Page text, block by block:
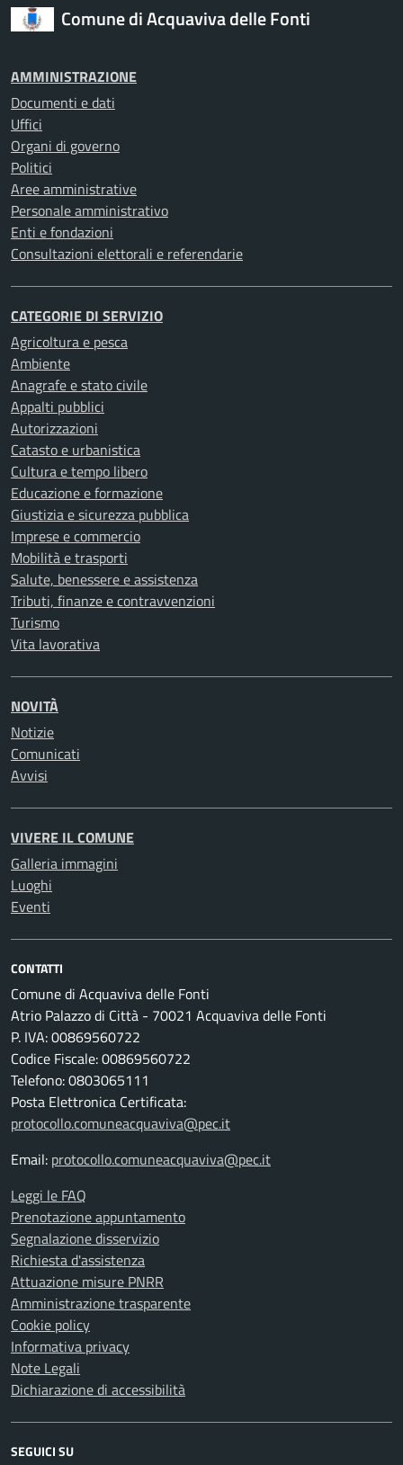
Comune di Acquaviva delle Fonti
AMMINISTRAZIONE
Documenti e dati
Uffici
Organi di governo
Politici
Aree amministrative
Personale amministrativo
Enti e fondazioni
Consultazioni elettorali e referendarie
CATEGORIE DI SERVIZIO
Agricoltura e pesca
Ambiente
Anagrafe e stato civile
Appalti pubblici
Autorizzazioni
Catasto e urbanistica
Cultura e tempo libero
Educazione e formazione
Giustizia e sicurezza pubblica
Imprese e commercio
Mobilità e trasporti
Salute, benessere e assistenza
Tributi, finanze e contravvenzioni
Turismo
Vita lavorativa
NOVITÀ
Notizie
Comunicati
Avvisi
VIVERE IL COMUNE
Galleria immagini
Luoghi
Eventi
CONTATTI
Comune di Acquaviva delle Fonti
Atrio Palazzo di Città - 70021 Acquaviva delle Fonti
P. IVA: 00869560722
Codice Fiscale: 00869560722
Telefono: 0803065111
Posta Elettronica Certificata:
protocollo.comuneacquaviva@pec.it
Email: protocollo.comuneacquaviva@pec.it
Leggi le FAQ
Prenotazione appuntamento
Segnalazione disservizio
Richiesta d'assistenza
Attuazione misure PNRR
Amministrazione trasparente
Cookie policy
Informativa privacy
Note Legali
Dichiarazione di accessibilità
SEGUICI SU